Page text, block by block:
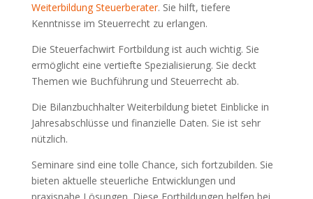
Weiterbildung Steuerberater. Sie hilft, tiefere
Kenntnisse im Steuerrecht zu erlangen.
Die Steuerfachwirt Fortbildung ist auch wichtig. Sie
ermöglicht eine vertiefte Spezialisierung. Sie deckt
Themen wie Buchführung und Steuerrecht ab.
Die Bilanzbuchhalter Weiterbildung bietet Einblicke in
Jahresabschlüsse und finanzielle Daten. Sie ist sehr
nützlich.
Seminare sind eine tolle Chance, sich fortzubilden. Sie
bieten aktuelle steuerliche Entwicklungen und